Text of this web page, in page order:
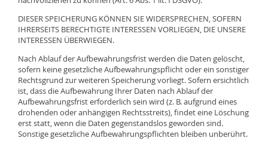
DIESER SPEICHERUNG KÖNNEN SIE WIDERSPRECHEN, SOFERN
IHRERSEITS BERECHTIGTE INTERESSEN VORLIEGEN, DIE UNSERE
INTERESSEN ÜBERWIEGEN.
Nach Ablauf der Aufbewahrungsfrist werden die Daten gelöscht,
sofern keine gesetzliche Aufbewahrungspflicht oder ein sonstiger
Rechtsgrund zur weiteren Speicherung vorliegt. Sofern ersichtlich
ist, dass die Aufbewahrung Ihrer Daten nach Ablauf der
Aufbewahrungsfrist erforderlich sein wird (z. B. aufgrund eines
drohenden oder anhängigen Rechtsstreits), findet eine Löschung
erst statt, wenn die Daten gegenstandslos geworden sind.
Sonstige gesetzliche Aufbewahrungspflichten bleiben unberührt.